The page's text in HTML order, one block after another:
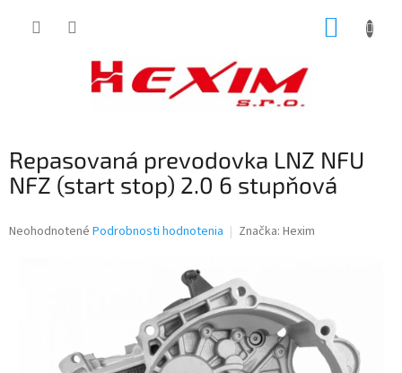
Repasovaná prevodovka LNZ NFU
NFZ (start stop) 2.0 6 stupňová
Priemerné
hviezdičiek.
Neohodnotené Podrobnosti hodnotenia Značka: Hexim